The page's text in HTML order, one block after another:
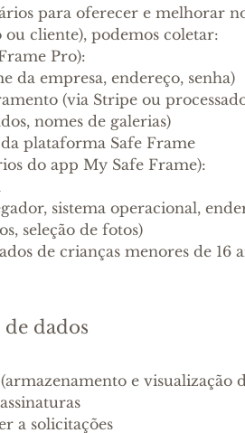
para oferecer e melhorar
cliente), podemos coletar:
Pro):
da empresa, endereço, senha)
(via Stripe ou
nomes de galerias)
plataforma Safe Frame
do app My Safe Frame):
sistema operacional,
seleção de fotos)
de crianças menores de 16
dados
e visualização
a solicitações